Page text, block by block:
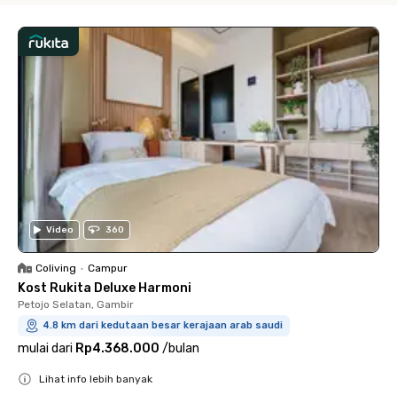
Video 360
Coliving • Campur
Kost Rukita Deluxe Harmoni
Petojo Selatan, Gambir
4.8 km dari kedutaan besar kerajaan arab saudi
mulai dari Rp4.368.000 /bulan
Lihat info lebih banyak